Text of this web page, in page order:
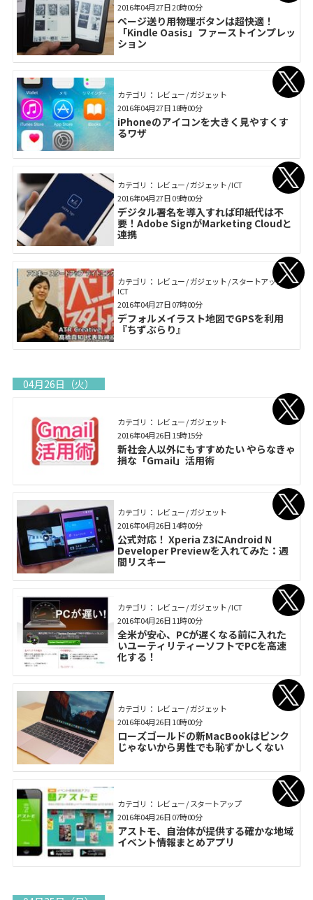
ページ送り用物理ボタンは超快適！
「Kindle Oasis」ファーストインプレッ
ション
2016年04月27日 20時00分
カテゴリ： レビュー / ガジェット
iPhoneのアイコンを大きく見やすくす
るワザ
2016年04月27日 18時00分
カテゴリ： レビュー / ガジェット / ICT
デジタル署名を導入すれば印紙代は不
要！Adobe SignがMarketing Cloudと
連携
2016年04月27日 09時00分
カテゴリ： レビュー / ガジェット / スタートアップ /
ICT
デフォルメイラスト地図でGPSを利用
『ちずぶらり』
2016年04月27日 07時00分
04月26日（火）
カテゴリ： レビュー / ガジェット
新社会人以外にもすすめたい やらなきゃ
損な「Gmail」活用術
2016年04月26日 15時15分
カテゴリ： レビュー / ガジェット
公式対応！ Xperia Z3にAndroid N
Developer Previewを入れてみた：週
間リスキー
2016年04月26日 14時00分
カテゴリ： レビュー / ガジェット / ICT
全米が安心、PCが遅くなる前に入れた
いユーティリティーソフトでPCを高速
化する！
2016年04月26日 11時00分
カテゴリ： レビュー / ガジェット
ローズゴールドの新MacBookはピンク
じゃないから男性でも恥ずかしくない
2016年04月26日 10時00分
カテゴリ： レビュー / スタートアップ
アストモ、自治体が提供する確かな地域
イベント情報まとめアプリ
2016年04月26日 07時00分